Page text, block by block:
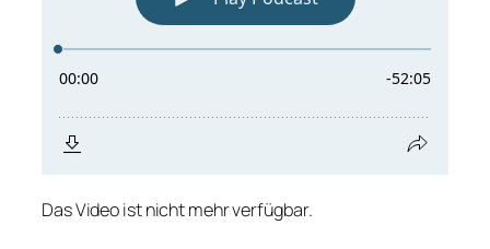
Das Video ist nicht mehr verfügbar.